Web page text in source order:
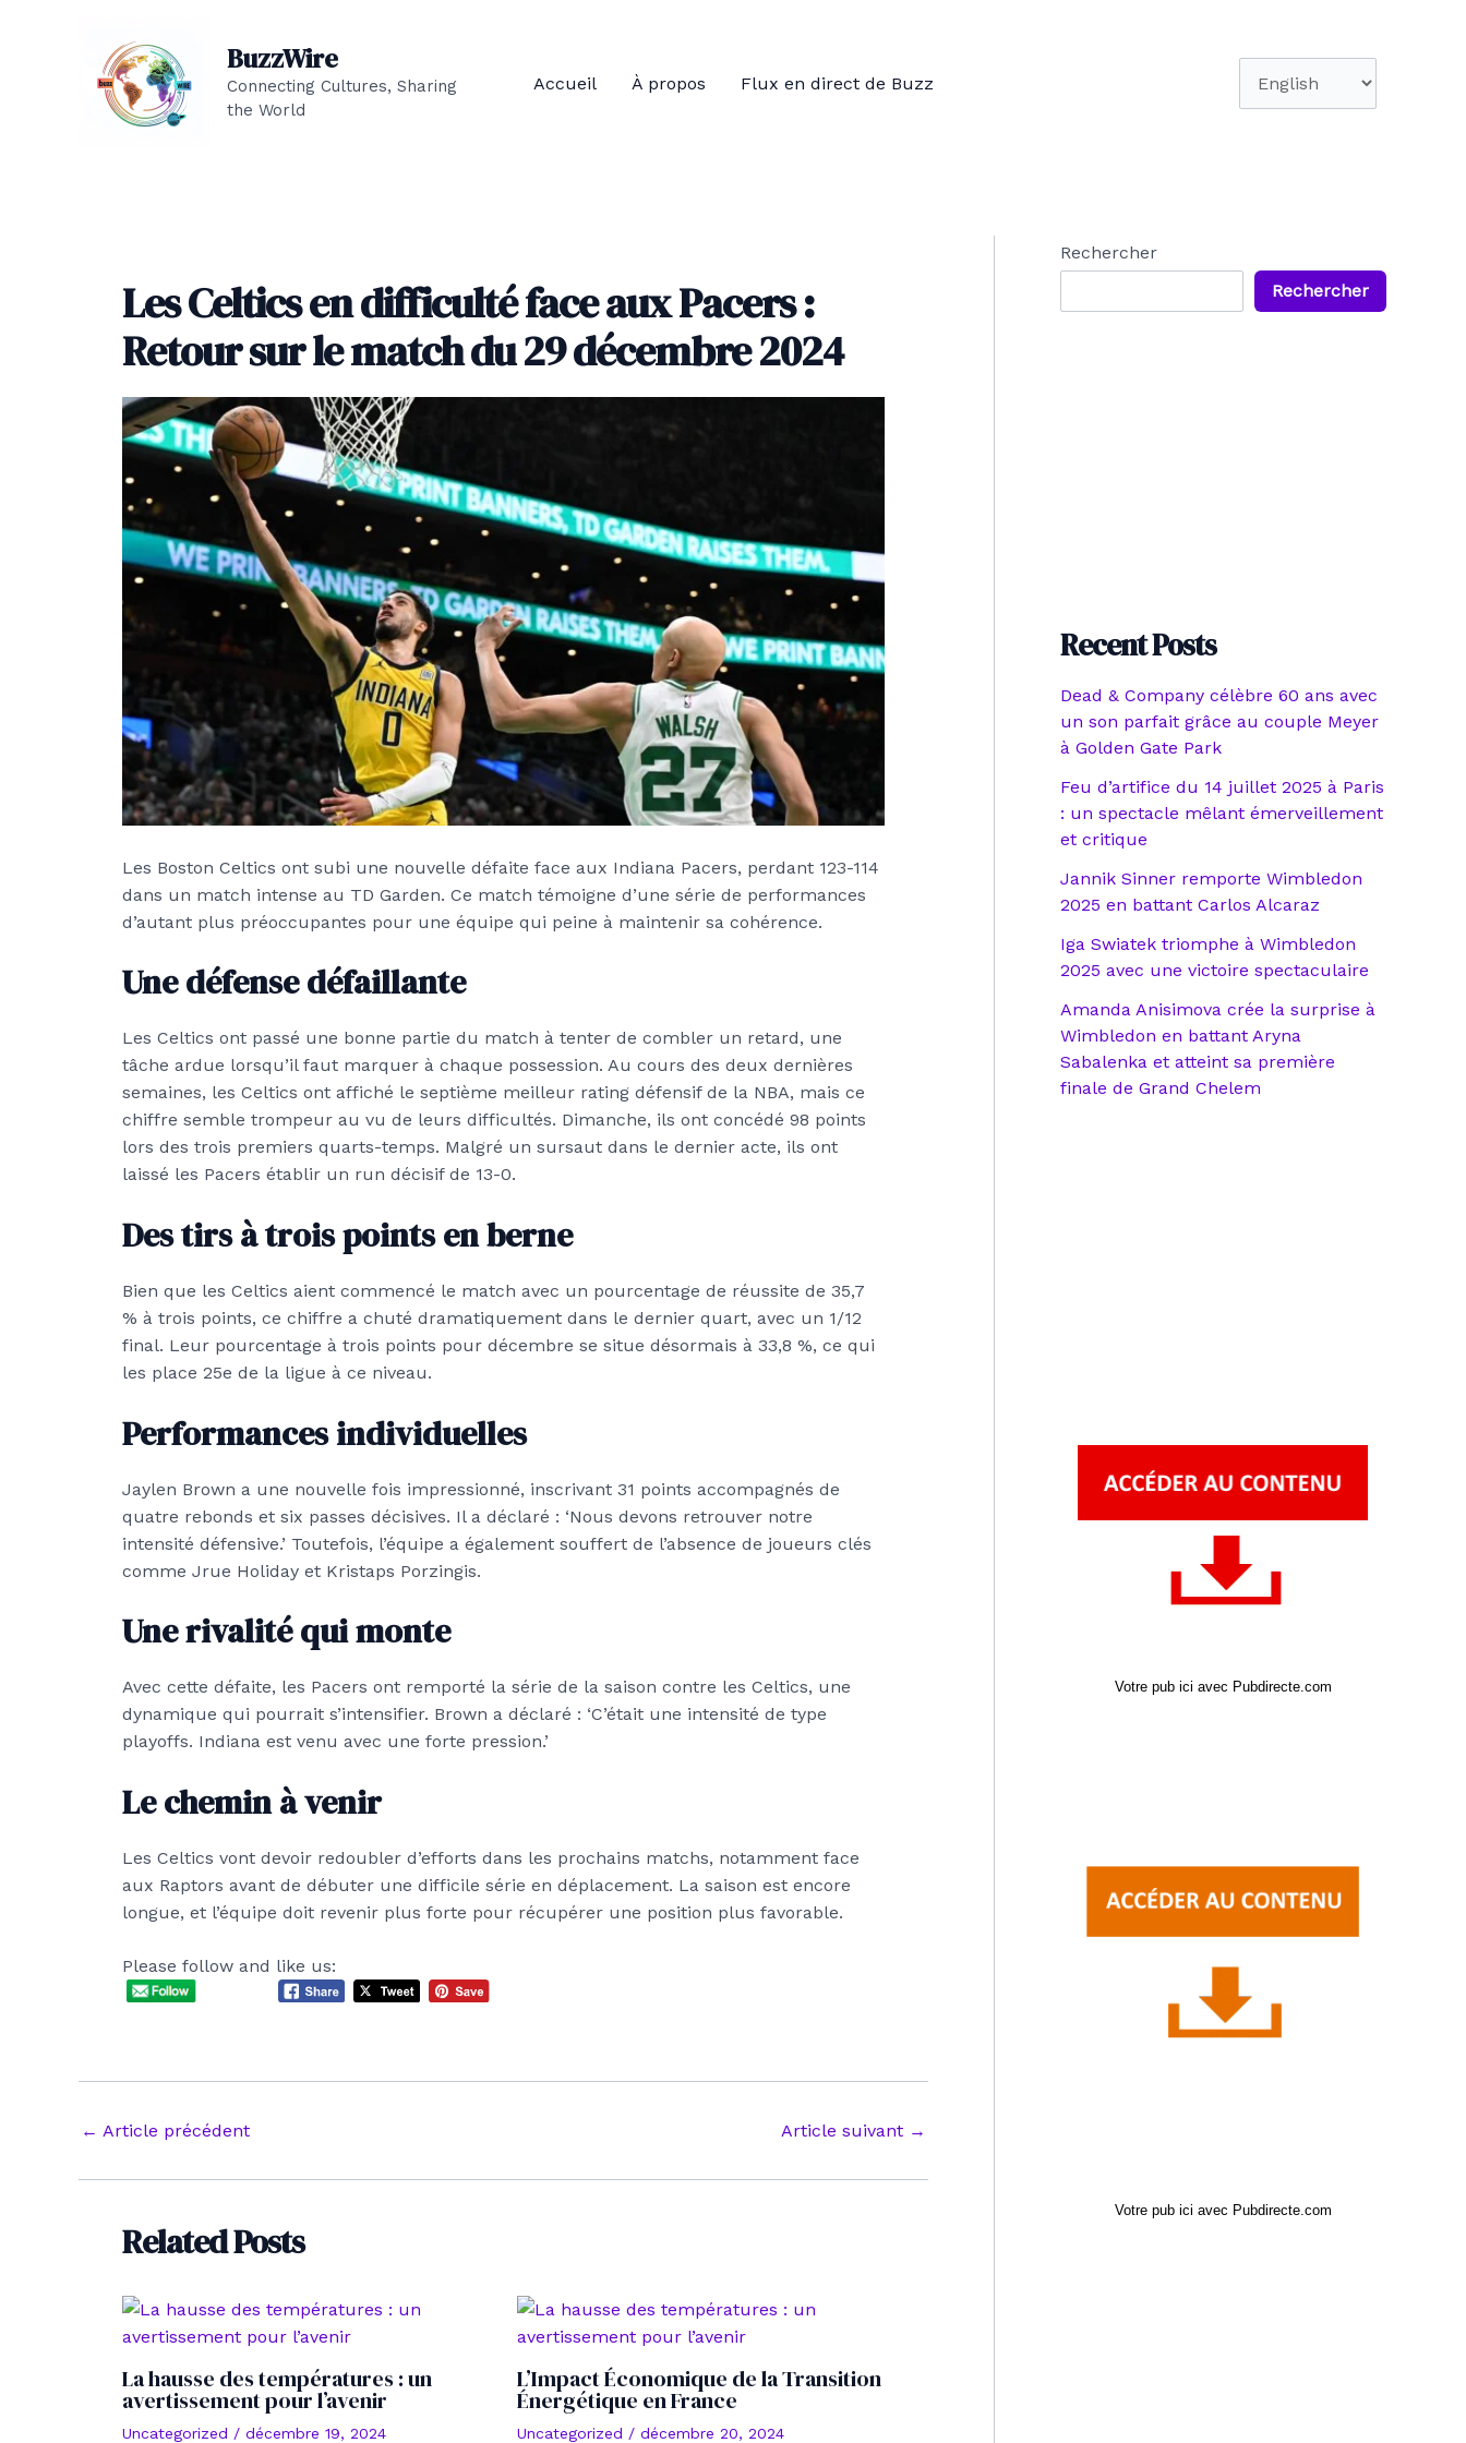
BuzzWire
Connecting Cultures, Sharing
the World
Accueil À propos Flux en direct de Buzz
Les Celtics en difficulté face aux Pacers :
Retour sur le match du 29 décembre 2024
Les Boston Celtics ont subi une nouvelle défaite face aux Indiana Pacers, perdant 123-114
dans un match intense au TD Garden. Ce match témoigne d’une série de performances
d’autant plus préoccupantes pour une équipe qui peine à maintenir sa cohérence.
Une défense défaillante
Les Celtics ont passé une bonne partie du match à tenter de combler un retard, une
tâche ardue lorsqu’il faut marquer à chaque possession. Au cours des deux dernières
semaines, les Celtics ont affiché le septième meilleur rating défensif de la NBA, mais ce
chiffre semble trompeur au vu de leurs difficultés. Dimanche, ils ont concédé 98 points
lors des trois premiers quarts-temps. Malgré un sursaut dans le dernier acte, ils ont
laissé les Pacers établir un run décisif de 13-0.
Des tirs à trois points en berne
Bien que les Celtics aient commencé le match avec un pourcentage de réussite de 35,7
% à trois points, ce chiffre a chuté dramatiquement dans le dernier quart, avec un 1/12
final. Leur pourcentage à trois points pour décembre se situe désormais à 33,8 %, ce qui
les place 25e de la ligue à ce niveau.
Performances individuelles
Jaylen Brown a une nouvelle fois impressionné, inscrivant 31 points accompagnés de
quatre rebonds et six passes décisives. Il a déclaré : ‘Nous devons retrouver notre
intensité défensive.’ Toutefois, l’équipe a également souffert de l’absence de joueurs clés
comme Jrue Holiday et Kristaps Porzingis.
Une rivalité qui monte
Avec cette défaite, les Pacers ont remporté la série de la saison contre les Celtics, une
dynamique qui pourrait s’intensifier. Brown a déclaré : ‘C’était une intensité de type
playoffs. Indiana est venu avec une forte pression.’
Le chemin à venir
Les Celtics vont devoir redoubler d’efforts dans les prochains matchs, notamment face
aux Raptors avant de débuter une difficile série en déplacement. La saison est encore
longue, et l’équipe doit revenir plus forte pour récupérer une position plus favorable.
Please follow and like us:
Navigation
articles
← Article précédent Article suivant →
Related Posts
La hausse des températures : un
avertissement pour l’avenir
Uncategorized / décembre 19, 2024
L’Impact Économique de la Transition
Énergétique en France
Uncategorized / décembre 20, 2024
Rechercher
Rechercher
Recent Posts
Dead & Company célèbre 60 ans avec
un son parfait grâce au couple Meyer
à Golden Gate Park
Feu d’artifice du 14 juillet 2025 à Paris
: un spectacle mêlant émerveillement
et critique
Jannik Sinner remporte Wimbledon
2025 en battant Carlos Alcaraz
Iga Swiatek triomphe à Wimbledon
2025 avec une victoire spectaculaire
Amanda Anisimova crée la surprise à
Wimbledon en battant Aryna
Sabalenka et atteint sa première
finale de Grand Chelem
Votre pub ici avec Pubdirecte.com
Votre pub ici avec Pubdirecte.com